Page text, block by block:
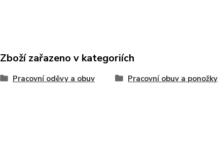
Zboží zařazeno v kategoriích
Pracovní oděvy a obuv Pracovní obuv a ponožky